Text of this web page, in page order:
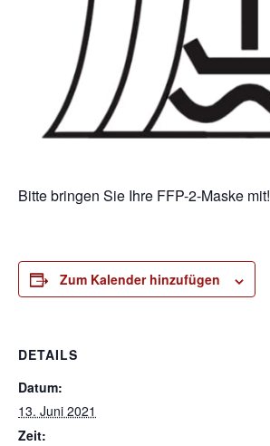
Bitte bringen Sie Ihre FFP-2-Maske mit!
Zum Kalender hinzufügen
DETAILS
Datum:
13. Juni 2021
Zeit: